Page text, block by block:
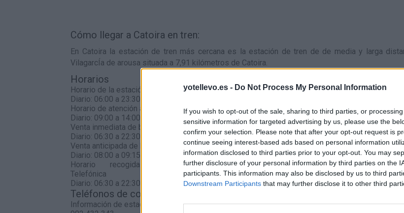
yotellevo.es - Do Not Process My Personal Information
If you wish to opt-out of the sale, sharing to third parties, or
sensitive information for targeted advertising by us, please use the
confirm your selection. Please note that after your opt-out request is
continue seeing interest-based ads based on personal information
information disclosed to third parties prior to your opt-out. You may
further disclosure of your personal information by third parties on the
participants. This information may also be disclosed by us to third
Downstream Participants that may further disclose it to other third
Cómo llegar a Catoira en tren:
En Catoira la estación de tren más cercana es la estación de tren de de media y larga
VilagarcÍa de arousa situada a 7,91 kilómetros de Catoira.
Horarios
Horario de la estación
Diario: 06:00 a 23:30
Horario de atención al cliente
Diario: 09:00 a 14:00 y 16:00 a 19:00
Venta inmediata de billetes
Diario: 06:30 a 22:30
Venta anticipada de billetes
Diario: 08:00 a 09:15 - 09:45 a 11:15 - 11:45 a 13:00 - 16:00 a 17:15 - 17:45 a 19:15 - 19:45 a
Horario recogida Venta
Telefónica
Diario: 06:30 a 22:30
Teléfonos de contacto
Información de estaciones